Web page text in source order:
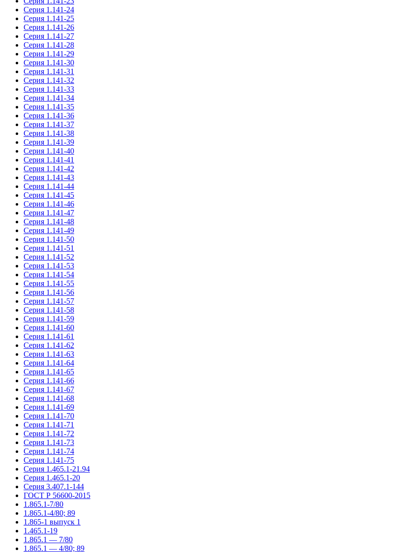
Серия 1.141-24
Серия 1.141-25
Серия 1.141-26
Серия 1.141-27
Серия 1.141-28
Серия 1.141-29
Серия 1.141-30
Серия 1.141-31
Серия 1.141-32
Серия 1.141-33
Серия 1.141-34
Серия 1.141-35
Серия 1.141-36
Серия 1.141-37
Серия 1.141-38
Серия 1.141-39
Серия 1.141-40
Серия 1.141-41
Серия 1.141-42
Серия 1.141-43
Серия 1.141-44
Серия 1.141-45
Серия 1.141-46
Серия 1.141-47
Серия 1.141-48
Серия 1.141-49
Серия 1.141-50
Серия 1.141-51
Серия 1.141-52
Серия 1.141-53
Серия 1.141-54
Серия 1.141-55
Серия 1.141-56
Серия 1.141-57
Серия 1.141-58
Серия 1.141-59
Серия 1.141-60
Серия 1.141-61
Серия 1.141-62
Серия 1.141-63
Серия 1.141-64
Серия 1.141-65
Серия 1.141-66
Серия 1.141-67
Серия 1.141-68
Серия 1.141-69
Серия 1.141-70
Серия 1.141-71
Серия 1.141-72
Серия 1.141-73
Серия 1.141-74
Серия 1.141-75
Серия 1.465.1-21.94
Серия 1.465.1-20
Серия 3.407.1-144
ГОСТ Р 56600-2015
1.865.1-7/80
1.865.1-4/80; 89
1.865-1 выпуск 1
1.465.1-19
1.865.1 — 7/80
1.865.1 — 4/80; 89